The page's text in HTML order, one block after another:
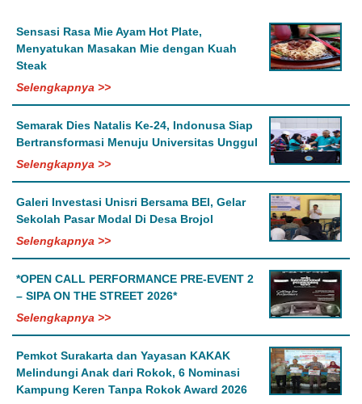
Sensasi Rasa Mie Ayam Hot Plate,
Menyatukan Masakan Mie dengan Kuah
Steak
Selengkapnya >>
Semarak Dies Natalis Ke-24, Indonusa Siap
Bertransformasi Menuju Universitas Unggul
Selengkapnya >>
Galeri Investasi Unisri Bersama BEI, Gelar
Sekolah Pasar Modal Di Desa Brojol
Selengkapnya >>
*OPEN CALL PERFORMANCE PRE-EVENT 2
– SIPA ON THE STREET 2026*
Selengkapnya >>
Pemkot Surakarta dan Yayasan KAKAK
Melindungi Anak dari Rokok, 6 Nominasi
Kampung Keren Tanpa Rokok Award 2026